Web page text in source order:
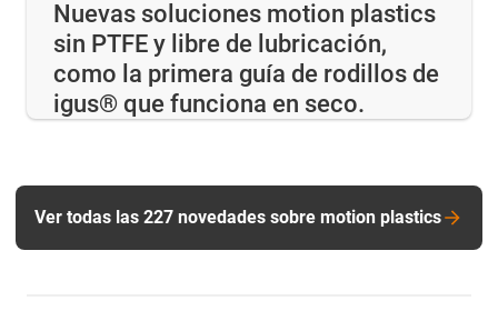
Nuevas soluciones motion plastics
sin PTFE y libre de lubricación,
como la primera guía de rodillos de
igus® que funciona en seco.
Ver todas las 227 novedades sobre motion plastics